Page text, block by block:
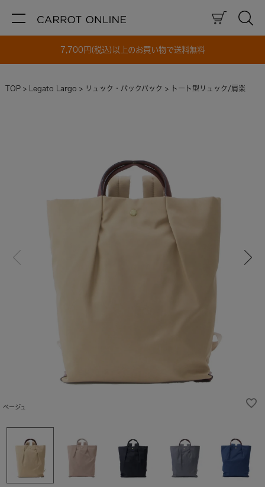
7,700円(税込)以上のお買い物で送料無料
TOP Legato Largo リュック・バックパック トート型リュック/肩楽
ベージュ